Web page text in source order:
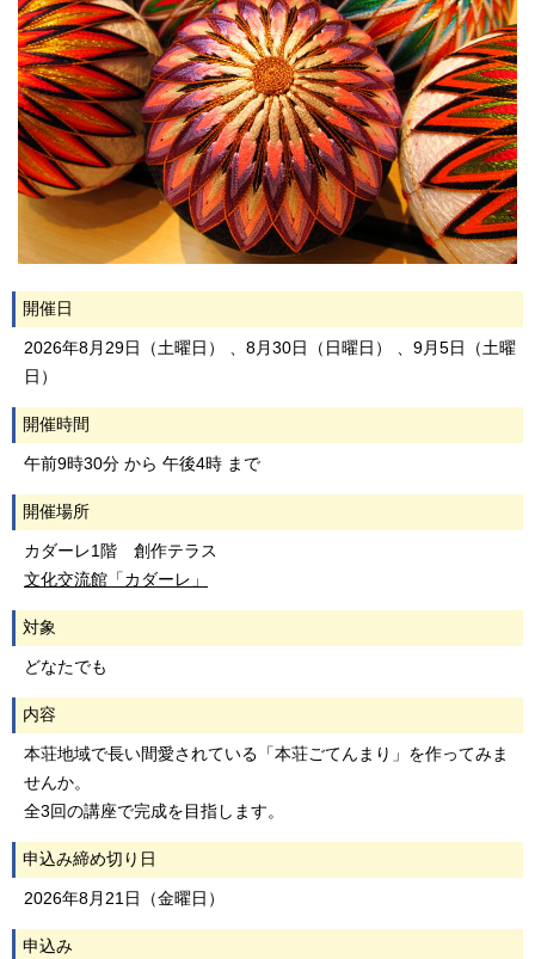
開催日
2026年8月29日（土曜日） 、8月30日（日曜日） 、9月5日（土曜
日）
開催時間
午前9時30分 から 午後4時 まで
開催場所
カダーレ1階 創作テラス
文化交流館「カダーレ」
対象
どなたでも
内容
本荘地域で長い間愛されている「本荘ごてんまり」を作ってみま
せんか。
全3回の講座で完成を目指します。
申込み締め切り日
2026年8月21日（金曜日）
申込み